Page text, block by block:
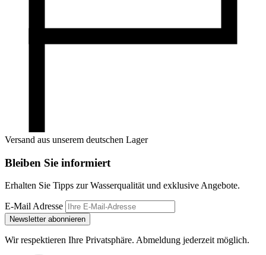
Versand aus unserem deutschen Lager
Bleiben Sie informiert
Erhalten Sie Tipps zur Wasserqualität und exklusive Angebote.
E-Mail Adresse
Newsletter abonnieren
Wir respektieren Ihre Privatsphäre. Abmeldung jederzeit möglich.